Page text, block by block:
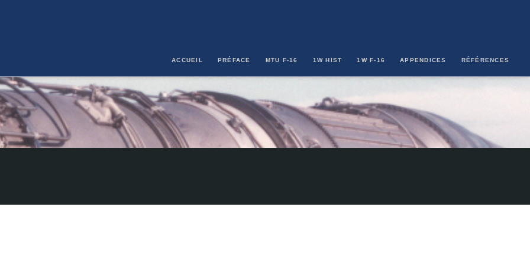
ACCUEIL PRÉFACE MTU F-16 1W HIST 1W F-16 APPENDICES RÉFÉRENCES